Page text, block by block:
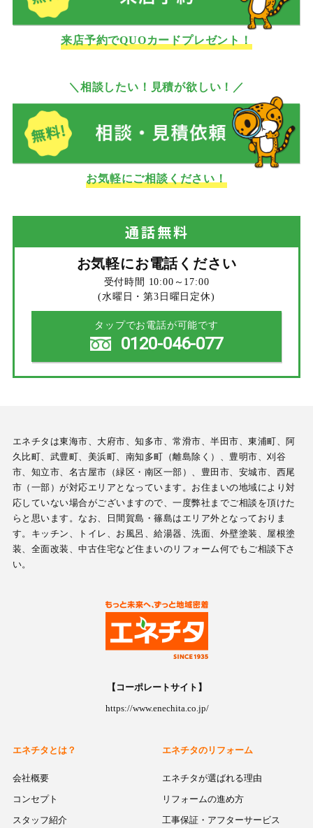
来店予約でQUOカードプレゼント！
＼相談したい！見積が欲しい！／
お気軽にご相談ください！
通話無料
お気軽にお電話ください
受付時間 10:00～17:00
(水曜日・第3日曜日定休)
タップでお電話が可能です
0120-046-077
エネチタは東海市、大府市、知多市、常滑市、半田市、東浦町、阿
久比町、武豊町、美浜町、南知多町（離島除く）、豊明市、刈谷
市、知立市、名古屋市（緑区・南区一部）、豊田市、安城市、西尾
市（一部）が対応エリアとなっています。お住まいの地域により対
応していない場合がございますので、一度弊社までご相談を頂けた
らと思います。なお、日間賀島・篠島はエリア外となっておりま
す。キッチン、トイレ、お風呂、給湯器、洗面、外壁塗装、屋根塗
装、全面改装、中古住宅など住まいのリフォーム何でもご相談下さ
い。
【コーポレートサイト】
https://www.enechita.co.jp/
エネチタとは？
会社概要
コンセプト
スタッフ紹介
エネチタのリフォーム
エネチタが選ばれる理由
リフォームの進め方
工事保証・アフターサービス